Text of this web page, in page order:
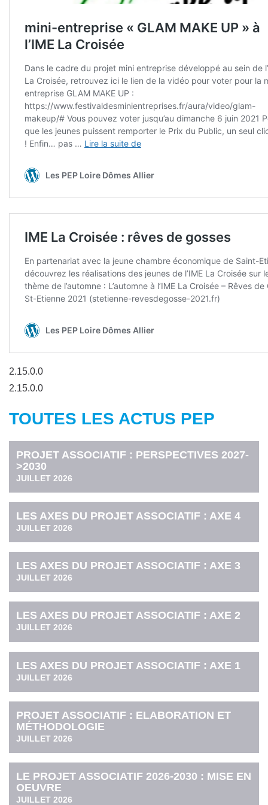
2.15.0.0
2.15.0.0
TOUTES LES ACTUS PEP
PROJET ASSOCIATIF : PERSPECTIVES 2027-
>2030
JUILLET 2026
LES AXES DU PROJET ASSOCIATIF : AXE 4
JUILLET 2026
LES AXES DU PROJET ASSOCIATIF : AXE 3
JUILLET 2026
LES AXES DU PROJET ASSOCIATIF : AXE 2
JUILLET 2026
LES AXES DU PROJET ASSOCIATIF : AXE 1
JUILLET 2026
PROJET ASSOCIATIF : ELABORATION ET
MÉTHODOLOGIE
JUILLET 2026
LE PROJET ASSOCIATIF 2026-2030 : MISE EN
OEUVRE
JUILLET 2026